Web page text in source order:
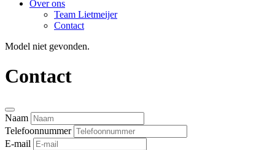
Over ons
Team Lietmeijer
Contact
Model niet gevonden.
Contact
Naam
Telefoonnummer
E-mail